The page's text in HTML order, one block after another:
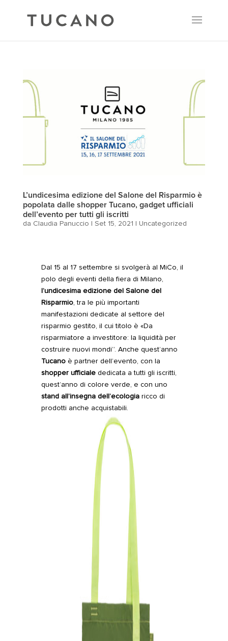
L’undicesima edizione del Salone del Risparmio è
popolata dalle shopper Tucano, gadget ufficiali
dell’evento per tutti gli iscritti
da Claudia Panuccio | Set 15, 2021 | Uncategorized
Dal 15 al 17 settembre si svolgerà al MiCo, il
polo degli eventi della fiera di Milano,
l’undicesima edizione del Salone del
Risparmio, tra le più importanti
manifestazioni dedicate al settore del
risparmio gestito, il cui titolo è «Da
risparmiatore a investitore: la liquidità per
costruire nuovi mondi”. Anche quest’anno
Tucanoè partner dell’evento, con la
shopper ufficialededicata a tutti gli iscritti,
quest’anno di colore verde, e con uno
stand all’insegna dell’ecologiaricco di
prodotti anche acquistabili.